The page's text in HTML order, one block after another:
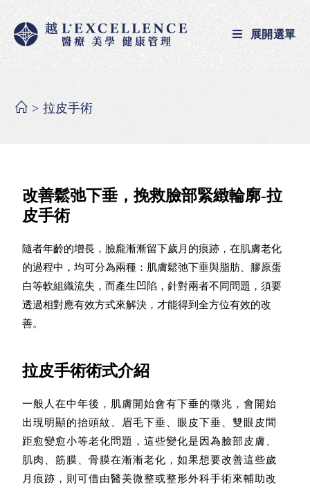
展開選單
> 拉皮手術
改善鬆弛下垂，挽救臉部緊緻輪廓-拉
皮手術
隨者年齡的增長，臉龐漸漸留下歲月的痕跡，在肌膚老化
的過程中，均可分為兩種：肌膚鬆弛下垂與脂肪、膠原蛋
白等軟組織流失，而產生凹陷，針對兩者不同問題，須要
透過相對應有效方式來解決，才能得到全方位有效的改
善。
拉皮手術術式介紹
一般人在中年後，肌膚開始會有下垂的徵兆，會開始
出現明顯的抬頭紋、眉毛下垂、眼皮下垂、雙眼皮間
距愈變愈小等老化問題，這些變化是因為臉部皮膚、
肌肉、筋膜、骨膜在漸漸老化，如果想要改善這些歲
月痕跡，則可借由醫美微整或整形外科手術來輔助改